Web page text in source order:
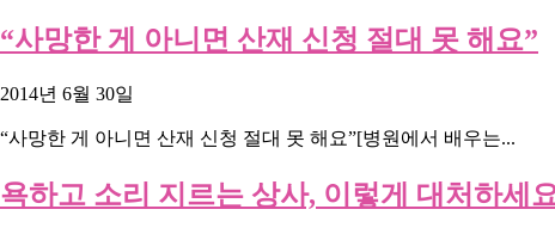
“사망한 게 아니면 산재 신청 절대 못 해요”
2014년 6월 30일
“사망한 게 아니면 산재 신청 절대 못 해요”[병원에서 배우는...
욕하고 소리 지르는 상사, 이렇게 대처하세